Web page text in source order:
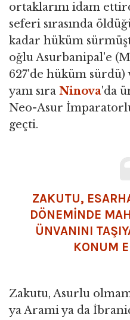
ortaklarını idam
seferi sırasında
kadar hüküm
oğlu Asurbanipal'e
627'de hüküm sürdü)
yanı sıra Ninova'da
Neo-Asur
geçti.
ZAKUTU,
DÖNEMİNDE
ÜNVANINI
KONUM
Zakutu, Asurlu
ya Arami ya da